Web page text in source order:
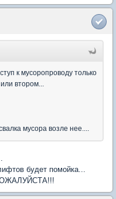
к мусоропроводу только
втором...
мусора возле нее....
будет помойка...